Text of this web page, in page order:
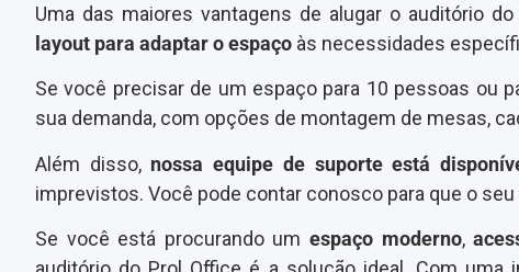
Uma das maiores vantagens de alugar o auditório
layout para adaptar o espaço às necessidades
Se você precisar de um espaço para 10 pessoas ou
sua demanda, com opções de montagem de mesas,
Além disso, nossa equipe de suporte está
imprevistos. Você pode contar conosco para que o
Se você está procurando um espaço moderno,